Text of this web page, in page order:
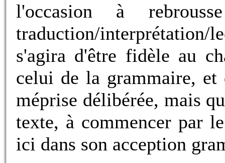
l'occasion à
traduction/interprétation/
s'agira d'être fidèle au
celui de la grammaire,
méprise délibérée, mais
texte, à commencer par
ici dans son acception